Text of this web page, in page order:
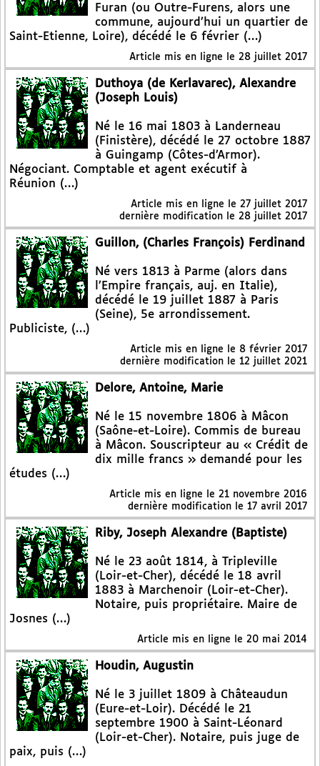
Furan (ou Outre-Furens, alors une
commune, aujourd’hui un quartier de
Saint-Etienne, Loire), décédé le 6 février (…)
Article mis en ligne le 28 juillet 2017
Duthoya (de Kerlavarec), Alexandre
(Joseph Louis)
Né le 16 mai 1803 à Landerneau
(Finistère), décédé le 27 octobre 1887
à Guingamp (Côtes-d’Armor).
Négociant. Comptable et agent exécutif à
Réunion (…)
Article mis en ligne le 27 juillet 2017
dernière modification le 28 juillet 2017
Guillon, (Charles François) Ferdinand
Né vers 1813 à Parme (alors dans
l’Empire français, auj. en Italie),
décédé le 19 juillet 1887 à Paris
(Seine), 5e arrondissement.
Publiciste, (…)
Article mis en ligne le 8 février 2017
dernière modification le 12 juillet 2021
Delore, Antoine, Marie
Né le 15 novembre 1806 à Mâcon
(Saône-et-Loire). Commis de bureau
à Mâcon. Souscripteur au « Crédit de
dix mille francs » demandé pour les
études (…)
Article mis en ligne le 21 novembre 2016
dernière modification le 17 avril 2017
Riby, Joseph Alexandre (Baptiste)
Né le 23 août 1814, à Tripleville
(Loir-et-Cher), décédé le 18 avril
1883 à Marchenoir (Loir-et-Cher).
Notaire, puis propriétaire. Maire de
Josnes (…)
Article mis en ligne le 20 mai 2014
Houdin, Augustin
Né le 3 juillet 1809 à Châteaudun
(Eure-et-Loir). Décédé le 21
septembre 1900 à Saint-Léonard
(Loir-et-Cher). Notaire, puis juge de
paix, puis (…)